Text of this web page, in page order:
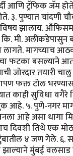
आणि ट्रॅफिक जॅम
३. पुण्यात चांदणी
झालाय.
मी. अलीकडेपासुन
लागते. मागच्याच
फटका बसल्याने
जोरदार तयारी
फक्त टोल
काही सुविधा वगैरे
आहे. ५. पुणे-नगर
आहे असा धागा
दिवशी तिथे एक
४ जण गेले. ६.
झाल्याने मुंबई वलसाड